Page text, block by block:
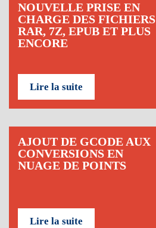
NOUVELLE PRISE EN
CHARGE DES FICHIERS
RAR, 7Z, EPUB ET PLUS
ENCORE
Lire la suite
AJOUT DE GCODE AUX
CONVERSIONS EN
NUAGE DE POINTS
Lire la suite